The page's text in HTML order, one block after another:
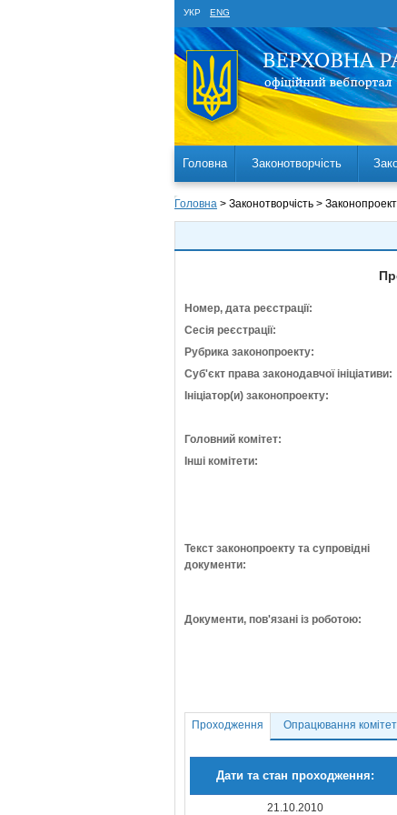
УКР ENG
Головна Законотворчість
Головна > Законотворчість >
Номер, дата реєстрації:
Сесія реєстрації:
Рубрика законопроекту:
Суб'єкт права законодавчої ініціативи:
Ініціатор(и) законопроекту:
Головний комітет:
Інші комітети:
Текст законопроекту та супровідні
документи:
Документи, пов'язані із роботою:
Проходження Опрацювання
Дати та стан проходження:
21.10.2010